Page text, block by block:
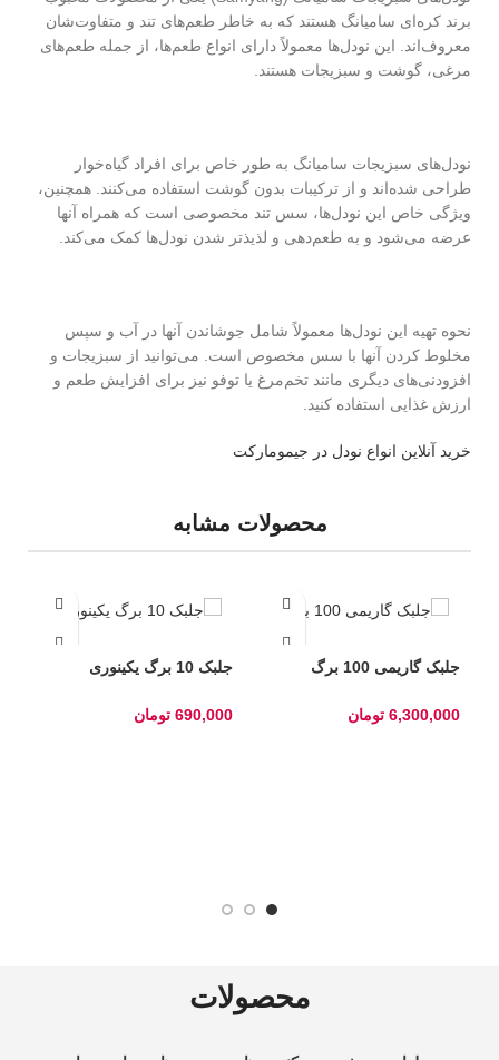
برند کره‌ای سامیانگ هستند که به خاطر طعم‌های تند و متفاوت‌شان
معروف‌اند. این نودل‌ها معمولاً دارای انواع طعم‌ها، از جمله طعم‌های
مرغی، گوشت و سبزیجات هستند.
نودل‌های سبزیجات سامیانگ به طور خاص برای افراد گیاه‌خوار
طراحی شده‌اند و از ترکیبات بدون گوشت استفاده می‌کنند. همچنین،
ویژگی خاص این نودل‌ها، سس تند مخصوصی است که همراه آنها
عرضه می‌شود و به طعم‌دهی و لذیذتر شدن نودل‌ها کمک می‌کند.
نحوه تهیه این نودل‌ها معمولاً شامل جوشاندن آنها در آب و سپس
مخلوط کردن آنها با سس مخصوص است. می‌توانید از سبزیجات و
افزودنی‌های دیگری مانند تخم‌مرغ یا توفو نیز برای افزایش طعم و
ارزش غذایی استفاده کنید.
خرید آنلاین انواع نودل در جیمومارکت
محصولات مشابه
جلبک گاریمی 100 برگ
6,300,000 تومان
جلبک 10 برگ یکینوری
690,000 تومان
محصولات